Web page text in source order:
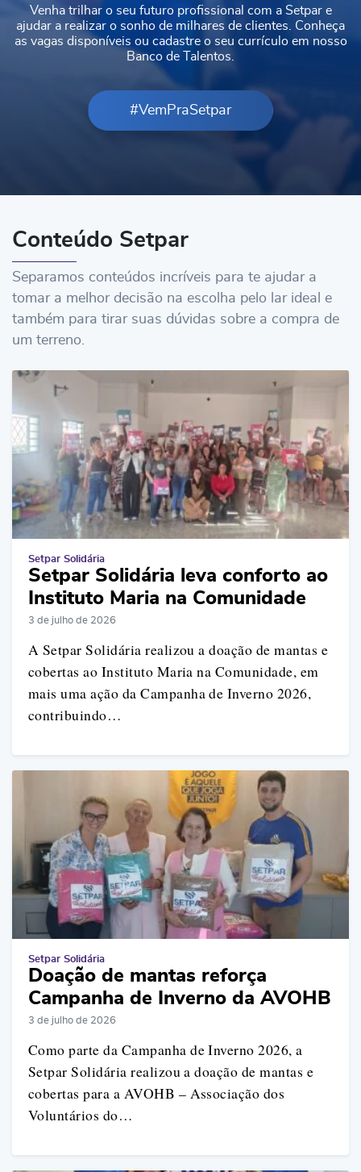
Venha trilhar o seu futuro profissional com a Setpar e
ajudar a realizar o sonho de milhares de clientes. Conheça
as vagas disponíveis ou cadastre o seu currículo em nosso
Banco de Talentos.
#VemPraSetpar
Conteúdo Setpar
Separamos conteúdos incríveis para te ajudar a
tomar a melhor decisão na escolha pelo lar ideal e
também para tirar suas dúvidas sobre a compra de
um terreno.
Setpar Solidária
Setpar Solidária leva conforto ao
Instituto Maria na Comunidade
3 de julho de 2026
A Setpar Solidária realizou a doação de mantas e
cobertas ao Instituto Maria na Comunidade, em
mais uma ação da Campanha de Inverno 2026,
contribuindo…
Setpar Solidária
Doação de mantas reforça
Campanha de Inverno da AVOHB
3 de julho de 2026
Como parte da Campanha de Inverno 2026, a
Setpar Solidária realizou a doação de mantas e
cobertas para a AVOHB – Associação dos
Voluntários do…